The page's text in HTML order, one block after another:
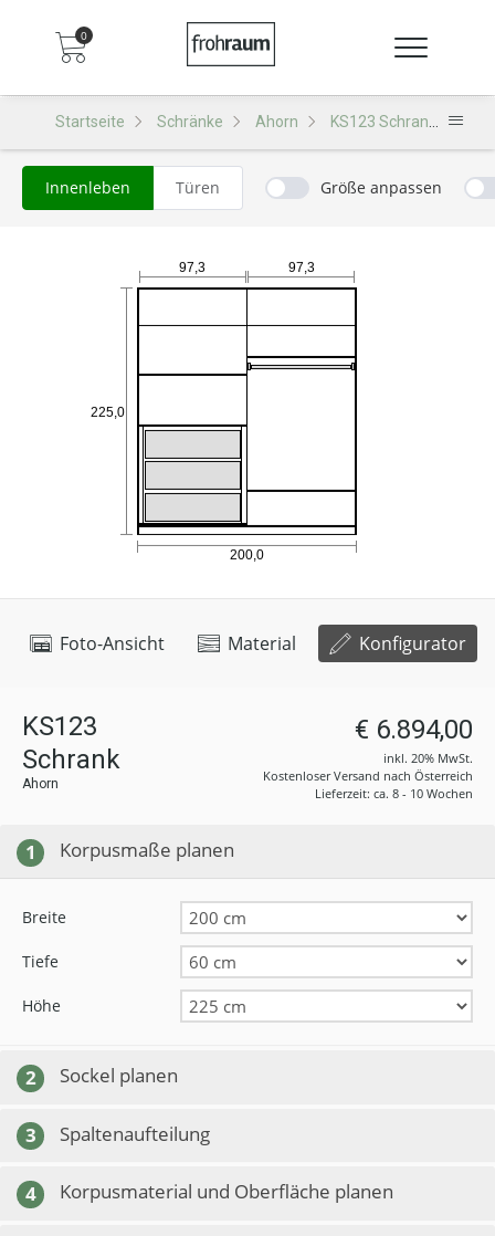
0
Startseite Schränke Ahorn KS123 Schrank
Foto-Ansicht Material Konfigurator
Innenleben Türen Größe anpassen
KS123
Schrank
Ahorn
€ 6.894,00
inkl. 20% MwSt.
Kostenloser Versand nach Österreich
Lieferzeit: ca. 8 - 10 Wochen
1 Korpusmaße planen
Breite
Tiefe
Höhe
2 Sockel planen
3 Spaltenaufteilung
4 Korpusmaterial und Oberfläche planen